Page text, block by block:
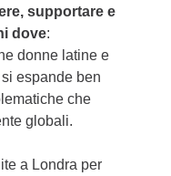
supportare e
dove:
donne latine e
espande ben
che
globali.
a Londra per